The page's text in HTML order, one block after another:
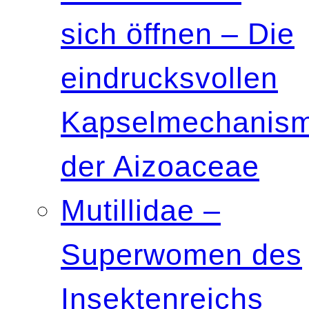
sich öffnen – Die
eindrucksvollen
der Aizoaceae
Mutillidae –
Superwomen des
Insektenreichs